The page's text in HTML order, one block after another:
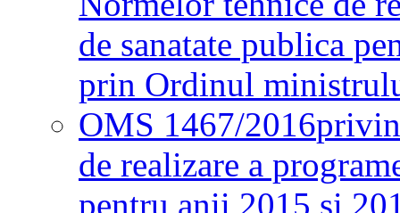
de sanatate publica
prin Ordinul
OMS 1467/2016
de realizare a
pentru anii 2015 si